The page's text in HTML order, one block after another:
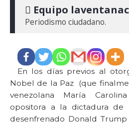
Equipo
Periodismo ciudadano.
En los días previos al
Nobel de la Paz (que
venezolana María
opositora a la dictadura de
desenfrenado Donald